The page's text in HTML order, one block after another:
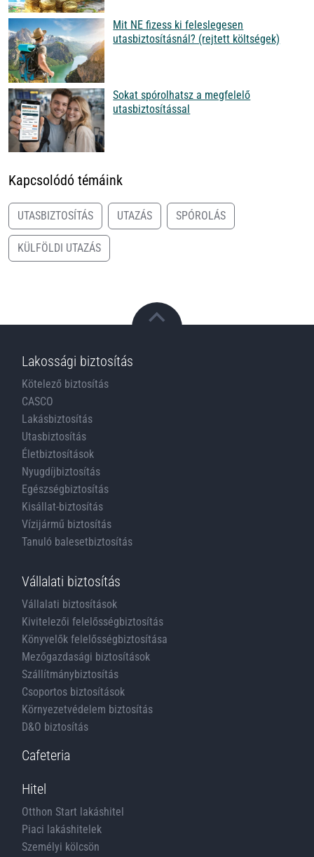
Mit NE fizess ki feleslegesen
utasbiztosításnál? (rejtett költségek)
Sokat spórolhatsz a megfelelő
utasbiztosítással
Kapcsolódó témáink
UTASBIZTOSÍTÁS UTAZÁS SPÓROLÁS
KÜLFÖLDI UTAZÁS
Lakossági biztosítás
Kötelező biztosítás
CASCO
Lakásbiztosítás
Utasbiztosítás
Életbiztosítások
Nyugdíjbiztosítás
Egészségbiztosítás
Kisállat-biztosítás
Vízijármű biztosítás
Tanuló balesetbiztosítás
Vállalati biztosítás
Vállalati biztosítások
Kivitelezői felelősségbiztosítás
Könyvelők felelősségbiztosítása
Mezőgazdasági biztosítások
Szállítmánybiztosítás
Csoportos biztosítások
Környezetvédelem biztosítás
D&O biztosítás
Cafeteria
Hitel
Otthon Start lakáshitel
Piaci lakáshitelek
Személyi kölcsön